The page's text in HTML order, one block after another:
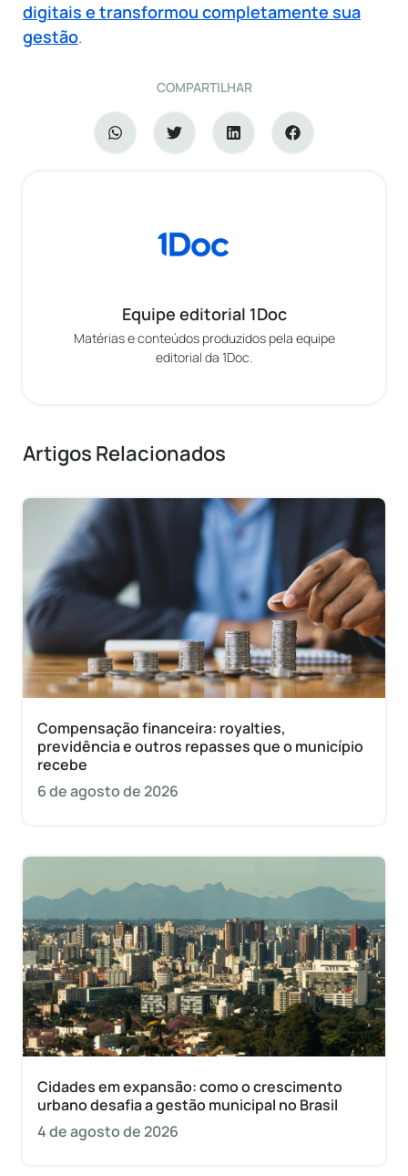
digitais e transformou completamente sua
gestão.
COMPARTILHAR
Equipe editorial 1Doc
Matérias e conteúdos produzidos pela equipe
editorial da 1Doc.
Artigos Relacionados
Compensação financeira: royalties,
previdência e outros repasses que o município
recebe
6 de agosto de 2026
Cidades em expansão: como o crescimento
urbano desafia a gestão municipal no Brasil
4 de agosto de 2026